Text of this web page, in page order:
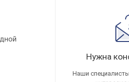
Нужна
Наши